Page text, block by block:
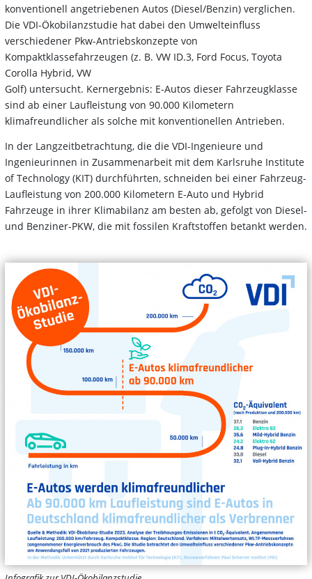
konventionell angetriebenen Autos (Diesel/Benzin) verglichen.
Die VDI-Ökobilanzstudie hat dabei den Umwelteinfluss
verschiedener Pkw-Antriebskonzepte von
Kompaktklassefahrzeugen (z. B. VW ID.3, Ford Focus, Toyota
Corolla Hybrid, VW
Golf) untersucht. Kernergebnis: E-Autos dieser Fahrzeugklasse
sind ab einer Laufleistung von 90.000 Kilometern
klimafreundlicher als solche mit konventionellen Antrieben.
In der Langzeitbetrachtung, die die VDI-Ingenieure und
Ingenieurinnen in Zusammenarbeit mit dem Karlsruhe Institute
of Technology (KIT) durchführten, schneiden bei einer Fahrzeug-
Laufleistung von 200.000 Kilometern E-Auto und Hybrid
Fahrzeuge in ihrer Klimabilanz am besten ab, gefolgt von Diesel-
und Benziner-PKW, die mit fossilen Kraftstoffen betankt werden.